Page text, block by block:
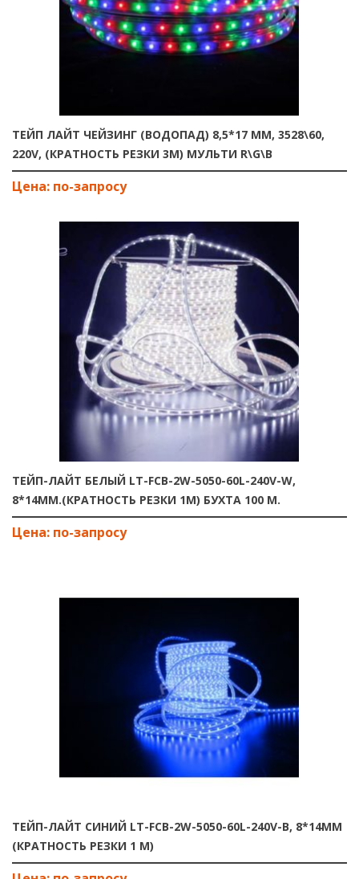
ТЕЙП ЛАЙТ ЧЕЙЗИНГ (ВОДОПАД) 8,5*17 ММ, 3528\60,
220V, (КРАТНОСТЬ РЕЗКИ 3М) МУЛЬТИ R\G\B
ТЕЙП-ЛАЙТ БЕЛЫЙ LT-FCB-2W-5050-60L-240V-W,
8*14MM.(КРАТНОСТЬ РЕЗКИ 1М) БУХТА 100 М.
ТЕЙП-ЛАЙТ СИНИЙ LT-FCB-2W-5050-60L-240V-B, 8*14MM
(КРАТНОСТЬ РЕЗКИ 1 М)